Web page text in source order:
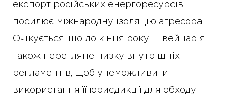
експорт російських енергоресурсів і
посилює міжнародну ізоляцію агресора.
Очікується, що до кінця року Швейцарія
також перегляне низку внутрішніх
регламентів, щоб унеможливити
використання її юрисдикції для обходу